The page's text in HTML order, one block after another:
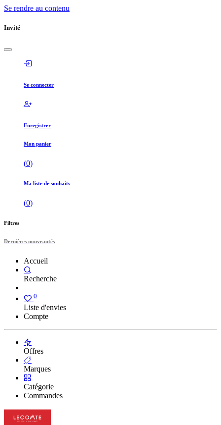
Se rendre au contenu
Invité
Se connecter
Enregistrer
Mon panier
(0)
Ma liste de souhaits
(0)
Filtres
Dernières nouveautés
Accueil
Recherche
0
Liste d'envies
Compte
Offres
Marques
Catégorie
Commandes